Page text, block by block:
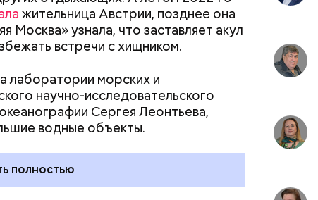
жительница Австрии, позднее она
Москва» узнала, что заставляет акул
встречи с хищником.
лаборатории морских и
научно-исследовательского
Сергея Леонтьева,
водные объекты.
полностью
Проезжают вглубь леса,
где начинается самая «грязная»